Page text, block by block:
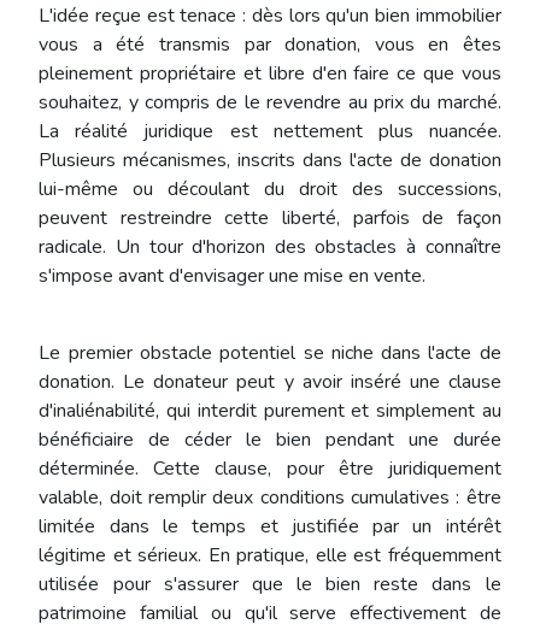
L'idée reçue est tenace : dès lors qu'un bien immobilier
vous a été transmis par donation, vous en êtes
pleinement propriétaire et libre d'en faire ce que vous
souhaitez, y compris de le revendre au prix du marché.
La réalité juridique est nettement plus nuancée.
Plusieurs mécanismes, inscrits dans l'acte de donation
lui-même ou découlant du droit des successions,
peuvent restreindre cette liberté, parfois de façon
radicale. Un tour d'horizon des obstacles à connaître
s'impose avant d'envisager une mise en vente.
Le premier obstacle potentiel se niche dans l'acte de
donation. Le donateur peut y avoir inséré une clause
d'inaliénabilité, qui interdit purement et simplement au
bénéficiaire de céder le bien pendant une durée
déterminée. Cette clause, pour être juridiquement
valable, doit remplir deux conditions cumulatives : être
limitée dans le temps et justifiée par un intérêt
légitime et sérieux. En pratique, elle est fréquemment
utilisée pour s'assurer que le bien reste dans le
patrimoine familial ou qu'il serve effectivement de